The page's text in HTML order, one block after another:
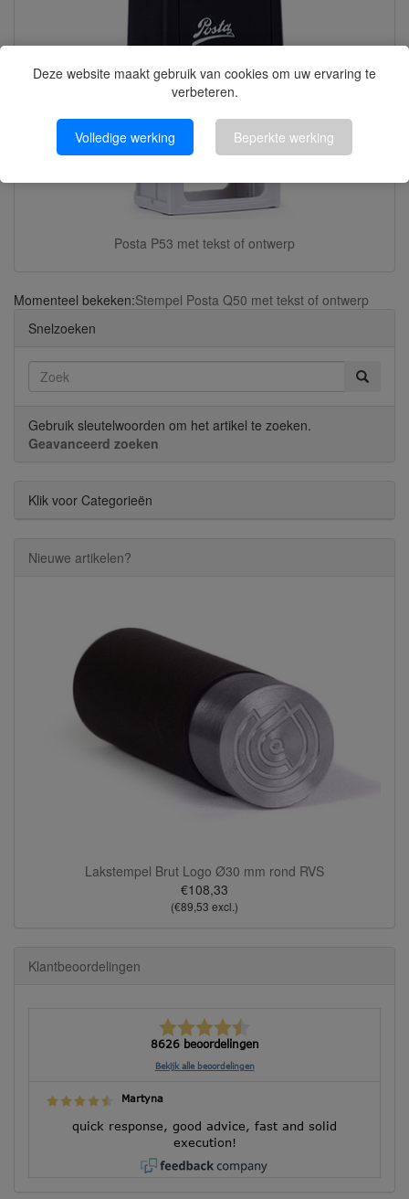
Deze website maakt gebruik van cookies om uw ervaring te
verbeteren.
Volledige werking Beperkte werking
Posta P53 met tekst of ontwerp
Momenteel bekeken:Stempel Posta Q50 met tekst of ontwerp
Snelzoeken
Gebruik sleutelwoorden om het artikel te zoeken.
Geavanceerd zoeken
Klik voor Categorieën
Nieuwe artikelen?
Lakstempel Brut Logo Ø30 mm rond RVS
€108,33
(€89,53 excl.)
Klantbeoordelingen
8626 beoordelingen
Bekijk alle beoordelingen
Martyna
quick response, good advice, fast and solid
execution!